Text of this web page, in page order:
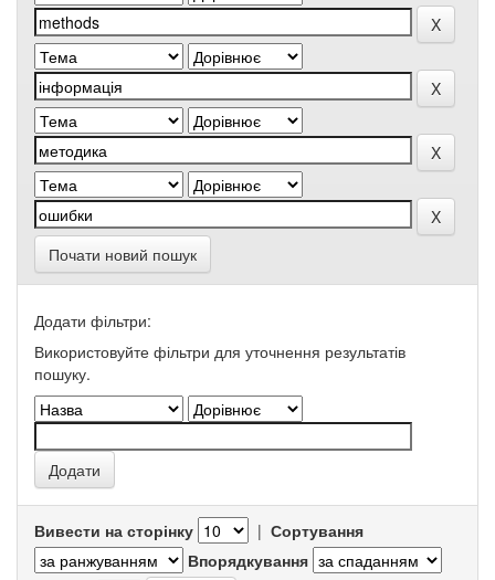
Почати новий пошук
Додати фільтри:
Використовуйте фільтри для уточнення результатів
пошуку.
Вивести на сторінку | Сортування
Впорядкування